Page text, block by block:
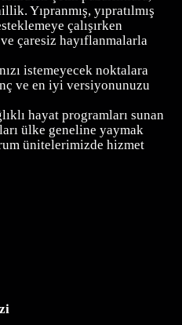
Yıpranmış, yıpratılmış
çalışırken
çaresiz hayıflanmalarla
istemeyecek noktalara
ve en iyi versiyonunuzu
hayat programları sunan
ülke geneline yaymak
ünitelerimizde hizmet